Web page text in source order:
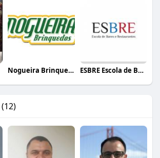
Nogueira Brinquedos ESBRE Escola de Bares e Restaurantes
(12)